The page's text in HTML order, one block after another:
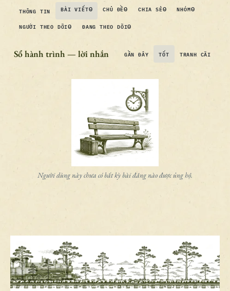
THÔNG TIN BÀI VIẾT0 CHỦ ĐỀ0 CHIA SẺ0 NHÓM0
NGƯỜI THEO DÕI0 ĐANG THEO DÕI0
Sổ hành trình — lời nhắn GẦN ĐÂY TỐT TRANH CÃI
Người dùng này chưa có bất kỳ bài đăng nào được ủng hộ.